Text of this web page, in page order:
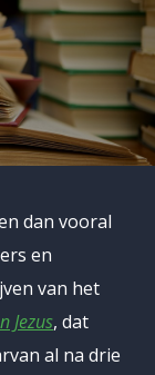
dan vooral
en
van het
Jezus, dat
al na drie